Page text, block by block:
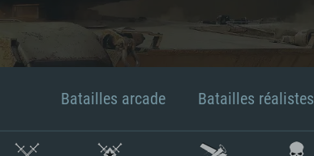
Batailles arcade Batailles réalistes